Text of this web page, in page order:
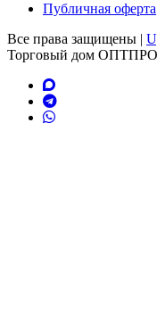
Публичная оферта
Все права защищены |
Торговый дом